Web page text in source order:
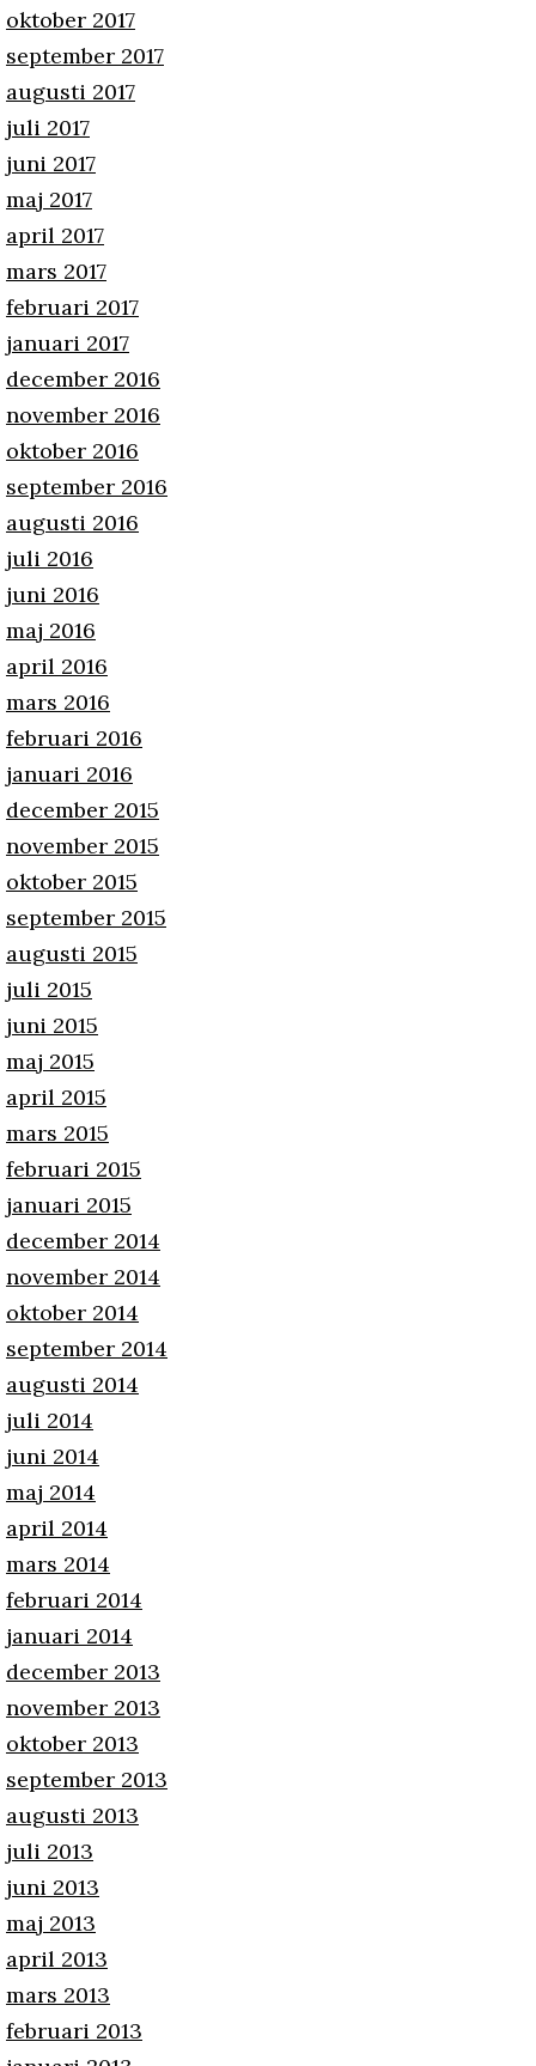
oktober 2017
september 2017
augusti 2017
juli 2017
juni 2017
maj 2017
april 2017
mars 2017
februari 2017
januari 2017
december 2016
november 2016
oktober 2016
september 2016
augusti 2016
juli 2016
juni 2016
maj 2016
april 2016
mars 2016
februari 2016
januari 2016
december 2015
november 2015
oktober 2015
september 2015
augusti 2015
juli 2015
juni 2015
maj 2015
april 2015
mars 2015
februari 2015
januari 2015
december 2014
november 2014
oktober 2014
september 2014
augusti 2014
juli 2014
juni 2014
maj 2014
april 2014
mars 2014
februari 2014
januari 2014
december 2013
november 2013
oktober 2013
september 2013
augusti 2013
juli 2013
juni 2013
maj 2013
april 2013
mars 2013
februari 2013